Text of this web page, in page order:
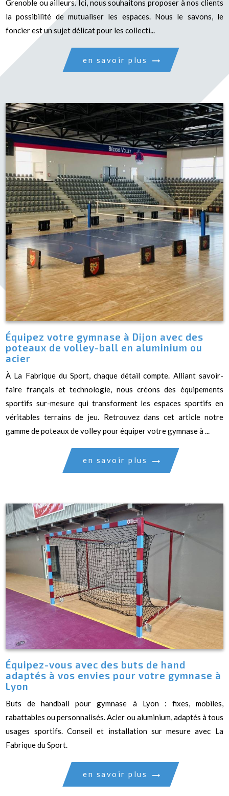
Grenoble ou ailleurs. Ici, nous souhaitons proposer à nos clients
la possibilité de mutualiser les espaces. Nous le savons, le
foncier est un sujet délicat pour les collecti...
en savoir plus
Équipez votre gymnase à Dijon avec des
poteaux de volley-ball en aluminium ou
acier
À La Fabrique du Sport, chaque détail compte. Alliant savoir-
faire français et technologie, nous créons des équipements
sportifs sur-mesure qui transforment les espaces sportifs en
véritables terrains de jeu. Retrouvez dans cet article notre
gamme de poteaux de volley pour équiper votre gymnase à ...
en savoir plus
Équipez-vous avec des buts de hand
adaptés à vos envies pour votre gymnase à
Lyon
Buts de handball pour gymnase à Lyon : fixes, mobiles,
rabattables ou personnalisés. Acier ou aluminium, adaptés à tous
usages sportifs. Conseil et installation sur mesure avec La
Fabrique du Sport.
en savoir plus